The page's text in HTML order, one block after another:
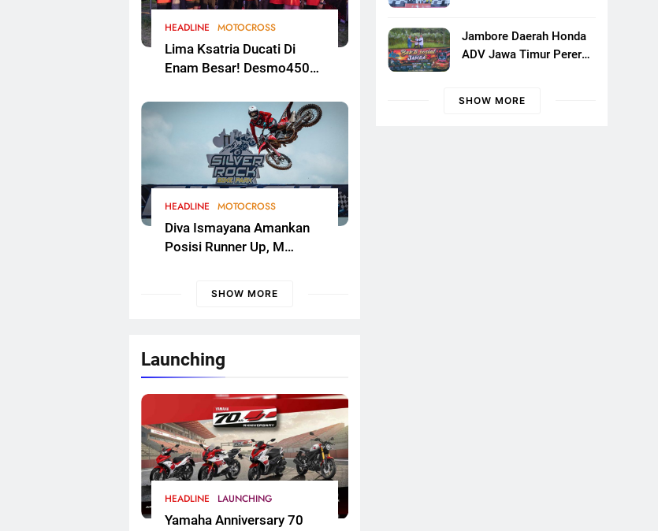
HEADLINE MOTOCROSS
Lima Ksatria Ducati Di
Enam Besar! Desmo450
Cleosa Series
Championship 2026
Round 2
HEADLINE MOTOCROSS
Diva Ismayana Amankan
Posisi Runner Up, M
SHOW MORE
Launching
HEADLINE LAUNCHING
Yamaha Anniversary 70
Jambore Daerah Honda
ADV Jawa Timur Pererat
SHOW MORE